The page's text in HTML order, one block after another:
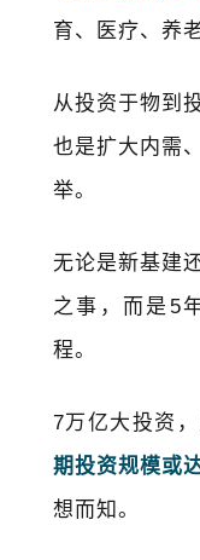
育、医疗、养
从投资于物到
也是扩大内需
举。
无论是新基建
之事，而是5
程。
7万亿大投资
期投资规模或
想而知。